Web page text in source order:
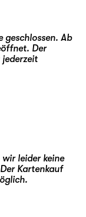
geschlossen. Ab
Der
jederzeit
leider keine
Kartenkauf